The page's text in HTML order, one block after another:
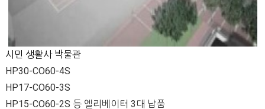
시민 생활사 박물관
HP30-CO60-4S
HP17-CO60-3S
HP15-CO60-2S 등 엘리베이터 3대 납품